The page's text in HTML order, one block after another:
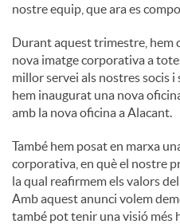
nostre equip, que ara es
Durant aquest trimestre,
nova imatge corporativa a
millor servei als nostres socis
hem inaugurat una nova
amb la nova oficina a Alacant.
També hem posat en marxa
corporativa, en què el nostre
la qual reafirmem els valors
Amb aquest anunci volem
també pot tenir una visió més